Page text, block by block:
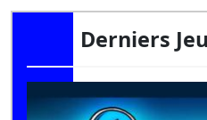
Derniers